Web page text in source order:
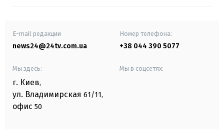
E-mail редакции
news24@24tv.com.ua
Номер телефона:
+38 044 390 5077
Мы здесь:
г. Киев,
ул. Владимирская 61/11,
офис 50
Мы в соцсетях: